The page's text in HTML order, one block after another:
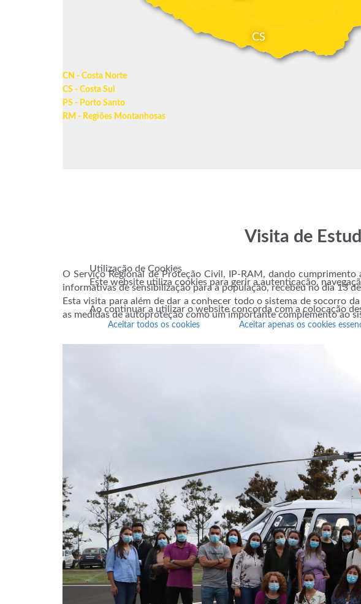
CS
CN - Costa Norte
CS - Costa Sul
PS - Porto Santo
RM - Regiões Montanhosas
Visita de
O Serviço Regional de Proteção Civil, IP-RAM, dando
informativas de sensibilização para a população, recebeu no dia 13
Esta visita para além de dar a conhecer todo o sistema de socorro
as medidas de autoproteção como um importante complemento ao
Utilização de Cookies
Este website utiliza cookies para gerir a autenticação,
Ao continuar a utilizar o website concorda com a colocação
Aceitar todos os cookies Aceitar apenas os cookies